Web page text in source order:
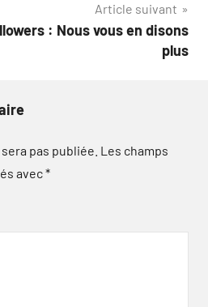
Article suivant
: Nous vous en disons
plus
pas publiée. Les champs
avec*